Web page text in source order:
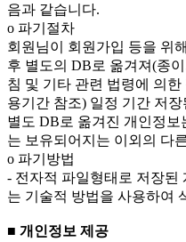
음과 같습니다.
ο 파기절차
회원님이 회원가입 등을 위
후 별도의 DB로 옮겨져(종
침 및 기타 관련 법령에 의한
용기간 참조) 일정 기간 저
별도 DB로 옮겨진 개인정보
는 보유되어지는 이외의 다
ο 파기방법
- 전자적 파일형태로 저장된
는 기술적 방법을 사용하여
■ 개인정보 제공